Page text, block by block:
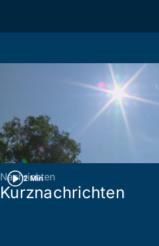
2 Min
Nachrichten
Kurznachrichten